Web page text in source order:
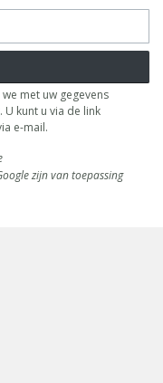
we met uw gegevens
. U kunt u via de link
e-mail.
zijn van toepassing